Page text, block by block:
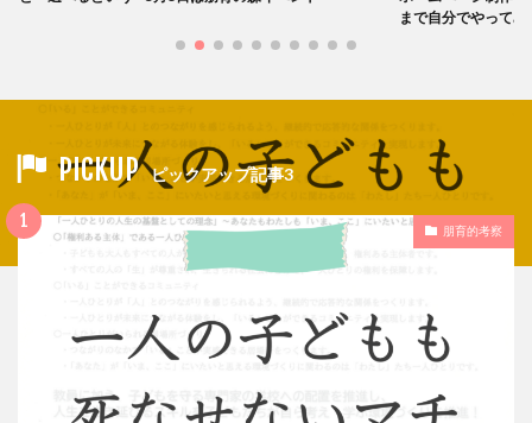
まで自分でやってみ
PICKUP ピックアップ記事3
朋育的考察